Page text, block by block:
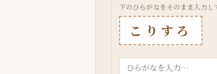
下のひらがなをそのまま入力し
こりすろ